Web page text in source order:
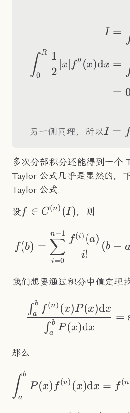
I
∫0
R
2
1
∣x∣ f′′ (x)dx
=
=
= 0
另一侧同理，所以I = f
多次分部积分还能得到一个
Taylor 公式几乎是显然的，
Taylor 公式.
设 f\in
f ∈ C(n) (I)，则
f(b) =
i=0
∑
n−1
i!
f(i) (a)
(b − a
我们想要通过积分中值定理
∫a
b
P (x)dx
∫a
b
f (n) (x)P(x)dx
=
那么
∫a
b
P (x) f(n) (x)dx = f(n